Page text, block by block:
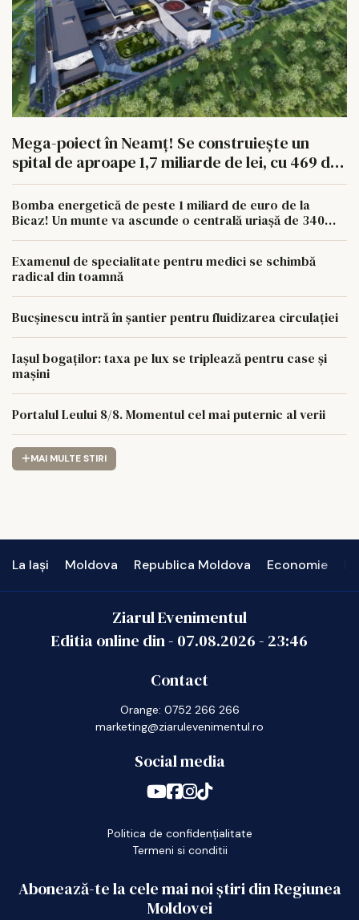
Mega-poiect în Neamț! Se construiește un
spital de aproape 1,7 miliarde de lei, cu 469 de
paturi
Bomba energetică de peste 1 miliard de euro de la
Bicaz! Un munte va ascunde o centrală uriașă de 340
Examenul de specialitate pentru medici se schimbă
radical din toamnă
Bucșinescu intră în șantier pentru fluidizarea circulației
Iașul bogaților: taxa pe lux se triplează pentru case și
mașini
Portalul Leului 8/8. Momentul cel mai puternic al verii
MAI MULTE STIRI
La Iași Moldova Republica Moldova Economie
Ziarul Evenimentul
Editia online din - 07.08.2026- 23:46
Contact
Orange: 0752 266 266
marketing@ziarulevenimentul.ro
Social media
Politica de confidențialitate
Termeni si conditii
Abonează-te la cele mai noi știri din Regiunea
Moldovei